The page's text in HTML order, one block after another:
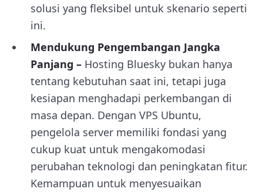
solusi yang fleksibel untuk skenario seperti
ini.
Mendukung Pengembangan Jangka
Panjang – Hosting Bluesky bukan hanya
tentang kebutuhan saat ini, tetapi juga
kesiapan menghadapi perkembangan di
masa depan. Dengan VPS Ubuntu,
pengelola server memiliki fondasi yang
cukup kuat untuk mengakomodasi
perubahan teknologi dan peningkatan fitur.
Kemampuan untuk menyesuaikan